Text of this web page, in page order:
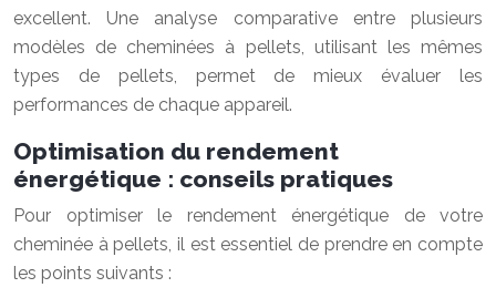
excellent. Une analyse comparative entre plusieurs
modèles de cheminées à pellets, utilisant les mêmes
types de pellets, permet de mieux évaluer les
performances de chaque appareil.
Optimisation du rendement
énergétique : conseils pratiques
Pour optimiser le rendement énergétique de votre
cheminée à pellets, il est essentiel de prendre en compte
les points suivants :